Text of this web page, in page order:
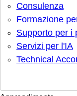
Consulenza
Formazione
Supporto per i
Servizi per l'IA
Technical